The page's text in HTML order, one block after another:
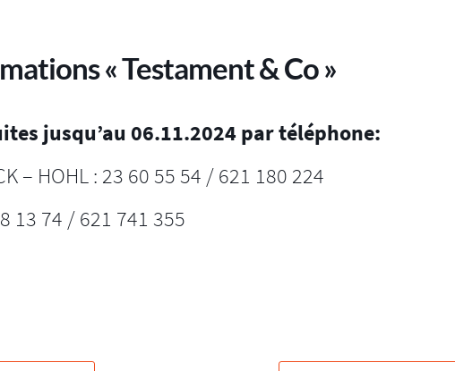
« Testament & Co »
jusqu’au 06.11.2024 par téléphone:
– HOHL : 23 60 55 54 / 621 180 224
13 74 / 621 741 355